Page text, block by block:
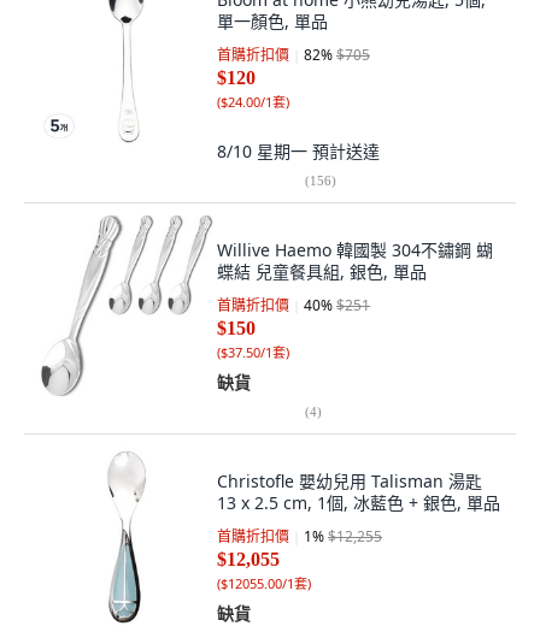
單一顏色, 單品
首購折扣價 82%$705
$120
($24.00/1套)
8/10 星期一 預計送達
(156)
Willive Haemo 韓國製 304不鏽鋼 蝴
蝶結 兒童餐具組, 銀色, 單品
首購折扣價 40%$251
$150
($37.50/1套)
缺貨
(4)
Christofle 嬰幼兒用 Talisman 湯匙
13 x 2.5 cm, 1個, 冰藍色 + 銀色, 單品
首購折扣價 1%$12,255
$12,055
($12055.00/1套)
缺貨